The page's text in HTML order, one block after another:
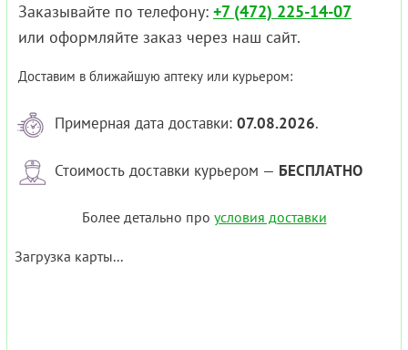
Заказывайте по телефону: +7 (472) 225-14-07
или оформляйте заказ через наш сайт.
Доставим в ближайшую аптеку или курьером:
Примерная дата доставки: 07.08.2026.
Стоимость доставки курьером — БЕСПЛАТНО
Более детально про условия доставки
Загрузка карты...